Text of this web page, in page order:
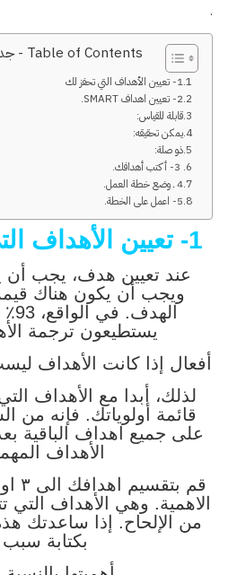
.
Table of Contents - جدول المحتوى
1- تعيين الأهداف التي تحفز لك
2- تعيين اهداف SMART.
قابلة للقياس:
يمكن تحقيقه:
ذو صلة:
4 ـ وضع خطة العمل.
5- اعمل على الخطة.
1- تعيين الأهداف التي تحفز لك
عند تعيين هدف، يجب أن
ويجب أن يكون هناك
يستطيعون ترجمة
أفعال إذا كانت الأهداف
لذلك، أبدا مع الأهداف
قائمة أولوياتك. فإنه من
على جميع اهداف الباقية
الأهداف
الاهمية. وهي الأهداف التي
من الإلحاح. إذا ساعدتك
بكتابة سبب